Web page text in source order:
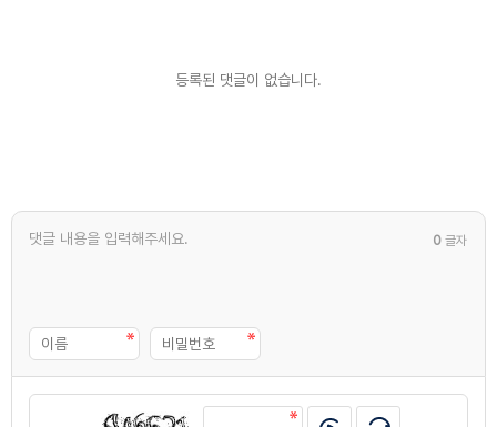
등록된 댓글이 없습니다.
0 글자